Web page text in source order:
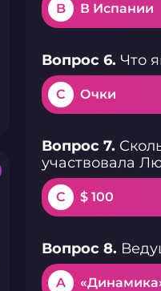
B В Испании
Вопрос 6. Что
C Очки
Вопрос 7.
участвовала
C $ 100
Вопрос 8.
A